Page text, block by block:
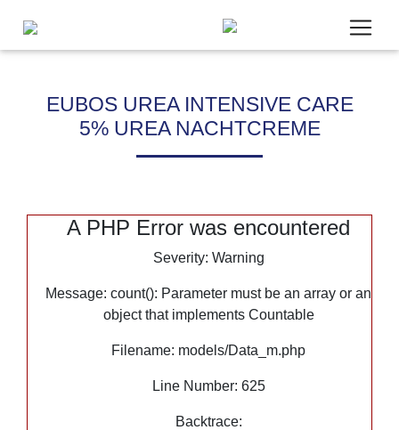
EUBOS UREA INTENSIVE CARE
5% UREA NACHTCREME
A PHP Error was encountered
Severity: Warning
Message: count(): Parameter must be an array or an
object that implements Countable
Filename: models/Data_m.php
Line Number: 625
Backtrace:
gesetzt. Cookies von Drittanbietern für Analyse- oder
Analytics) werden nur aktiviert, wenn Sie uns hier Ihre
erteilen. Mehr dazu erfahren Sie in unseren
Notwendig
Statistik